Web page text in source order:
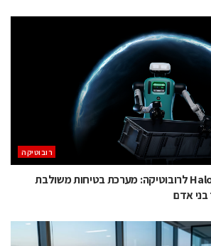
רובוטיקה
אנבידיה מרחיבה את Halos לרובוטיקה: מערכת בטיחות משולבת
בני אדם